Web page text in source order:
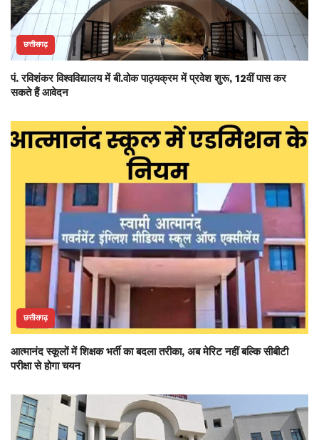
छत्तीसगढ़
पं. रविशंकर विश्वविद्यालय में बी.वोक पाठ्यक्रम में प्रवेश शुरू, 12वीं पास कर
सकते हैं आवेदन
छत्तीसगढ़
आत्मानंद स्कूलों में शिक्षक भर्ती का बदला तरीका, अब मेरिट नहीं बल्कि सीबीटी
परीक्षा से होगा चयन